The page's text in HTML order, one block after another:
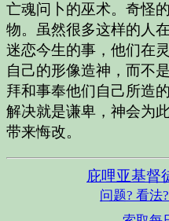
亡魂问卜的巫术。奇怪
物。虽然很多这样的人
迷恋今生的事，他们在
自己的形像造神，而不
拜和事奉他们自己所造
解决就是谦卑，神会为
带来悔改。
庇哩亚基督
问题? 看法